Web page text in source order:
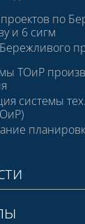
по
и 6 сигм
ТОиР
системы